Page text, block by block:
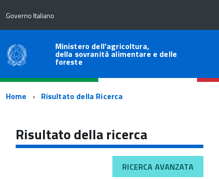
Governo Italiano
Ministero dell'agricoltura,
della sovranità alimentare e delle
foreste
Percorso
navigazione
Home Risultato della Ricerca
Risultato della ricerca
RICERCA AVANZATA